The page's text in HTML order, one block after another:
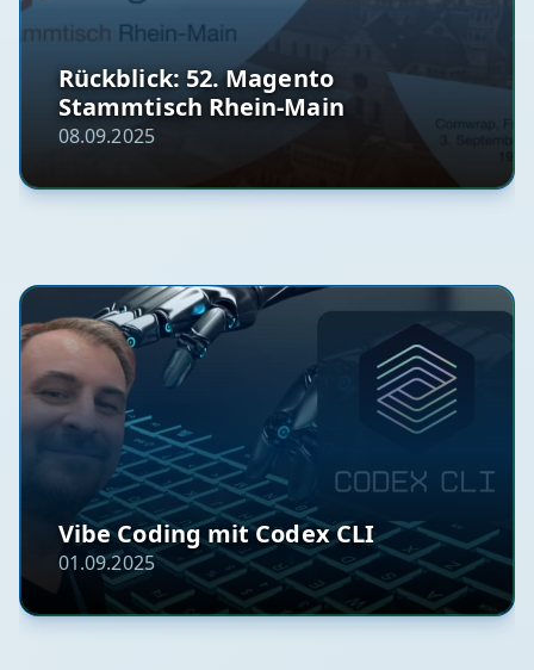
Rückblick: 52. Magento
Stammtisch Rhein-Main
08.09.2025
Vibe Coding mit Codex CLI
01.09.2025